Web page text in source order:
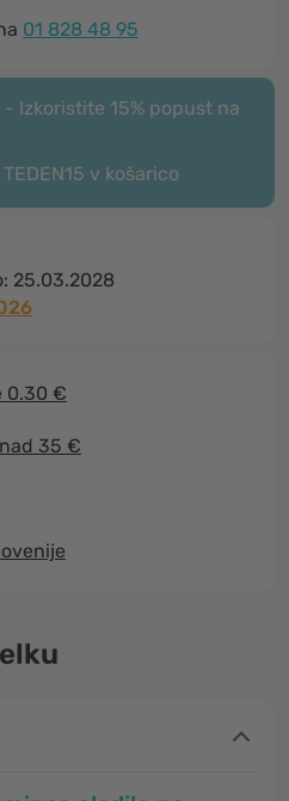
01 828 48 95
- Izkoristite 15% popust na
TEDEN15 v košarico
25.03.2028
0.30 €
35 €